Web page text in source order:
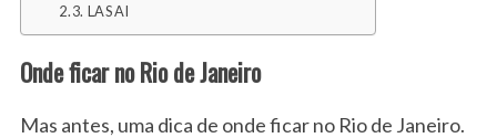
LASAI
Onde ficar no Rio de Janeiro
Mas antes, uma dica de onde ficar no Rio de Janeiro.